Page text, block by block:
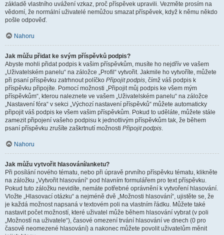
základě vlastního uvážení vzkaz, proč příspěvek upravili. Vezměte prosím na
vědomí, že normální uživatelé nemůžou smazat příspěvek, když k němu někdo
pošle odpověď.
Nahoru
Jak můžu přidat ke svým příspěvků podpis?
Abyste mohli přidat podpis k vašim příspěvkům, musíte ho nejdřív ve vašem
„Uživatelském panelu“ na záložce „Profil“ vytvořit. Jakmile ho vytvoříte, můžete
při psaní příspěvku zatrhnout políčko Připojit podpis, čímž váš podpis k
příspěvku připojíte. Pomocí možnosti „Připojit můj podpis ke všem mým
příspěvkům“, kterou naleznete ve vašem „Uživatelském panelu“ na záložce
„Nastavení fóra“ v sekci „Výchozí nastavení příspěvků“ můžete automaticky
připojit váš podpis ke všem vašim příspěvkům. Pokud to uděláte, můžete stále
zamezit připojení vašeho podpisu k jednotlivým příspěvkům tak, že během
psaní příspěvku zrušíte zaškrtnutí možnosti Připojit podpis.
Nahoru
Jak můžu vytvořit hlasování/anketu?
Při posílání nového tématu, nebo při úpravě prvního příspěvku tématu, klikněte
na záložku „Vytvořit hlasování“ pod hlavním formulářem pro text příspěvku.
Pokud tuto záložku nevidíte, nemáte potřebné oprávnění k vytvoření hlasování.
Vložte „Hlasovací otázku“ a nejméně dvě „Možnosti hlasování“, ujistěte se, že
je každá možnost napsaná v textovém poli na vlastním řádku. Můžete také
nastavit počet možností, které uživatel může během hlasování vybrat (v poli
„Možností na uživatele“), časové omezení trvání hlasování ve dnech (0 pro
časově neomezené hlasování) a nakonec můžete povolit uživatelům měnit